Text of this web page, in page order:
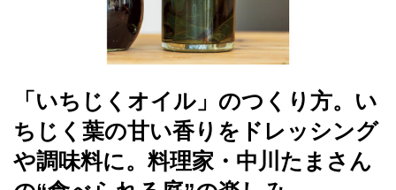
「いちじくオイル」のつくり方。い
ちじく葉の甘い香りをドレッシング
や調味料に。料理家・中川たまさん